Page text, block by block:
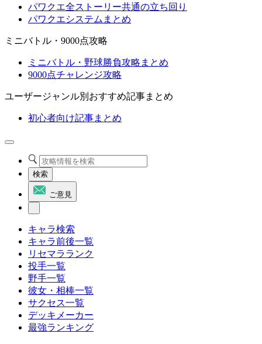
パワクエ全ストーリー共通の立ち回り
パワクエシステムまとめ
ミニバトル・9000点攻略
ミニバトル・野球勝負攻略まとめ
9000点チャレンジ攻略
ユーザージャンル別おすすめ記事まとめ
初心者向け記事まとめ
検索
ご意見
キャラ検索
キャラ前後一覧
リセマラランク
投手一覧
野手一覧
彼女・相棒一覧
サクセス一覧
デッキメーカー
最強ランキング